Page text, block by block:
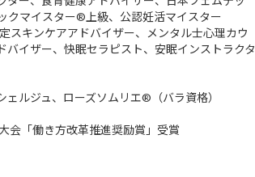
クマイスター®上級、公認妊活マイスター
スキンケアアドバイザー、メンタル士心理カウ
バイザー、快眠セラピスト、安眠インストラクタ
ェルジュ、ローズソムリエ®（バラ資格）
会「働き方改革推進奨励賞」受賞